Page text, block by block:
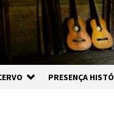
PRESENÇA